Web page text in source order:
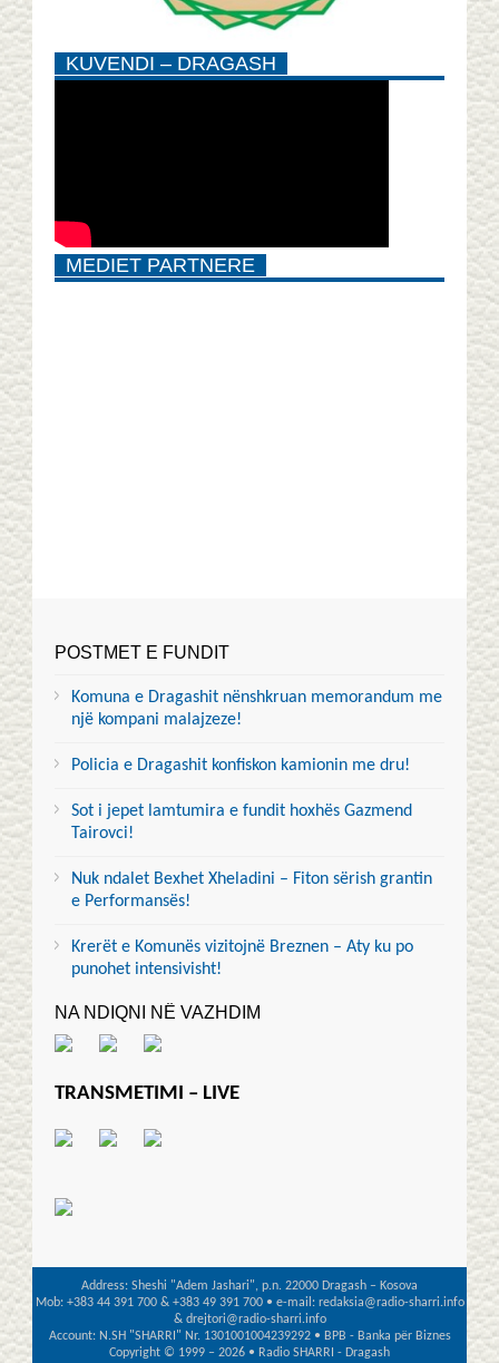
KUVENDI – DRAGASH
MEDIET PARTNERE
POSTMET E FUNDIT
Komuna e Dragashit nënshkruan memorandum me
një kompani malajzeze!
Policia e Dragashit konfiskon kamionin me dru!
Sot i jepet lamtumira e fundit hoxhës Gazmend
Tairovci!
Nuk ndalet Bexhet Xheladini – Fiton sërish grantin
e Performansës!
Krerët e Komunës vizitojnë Breznen – Aty ku po
punohet intensivisht!
NA NDIQNI NË VAZHDIM
TRANSMETIMI – LIVE
Address: Sheshi "Adem Jashari", p.n. 22000 Dragash – Kosova
Mob: +383 44 391 700 & +383 49 391 700 • e-mail: redaksia@radio-sharri.info
& drejtori@radio-sharri.info
Account: N.SH "SHARRI" Nr. 1301001004239292 • BPB - Banka për Biznes
Copyright © 1999 – 2026 • Radio SHARRI - Dragash